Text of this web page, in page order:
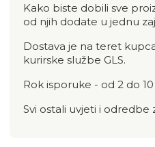
Kako biste dobili sve
od njih dodate u jednu
Dostava je na teret
kurirske službe GLS.
Rok isporuke - od 2 do
Svi ostali uvjeti i